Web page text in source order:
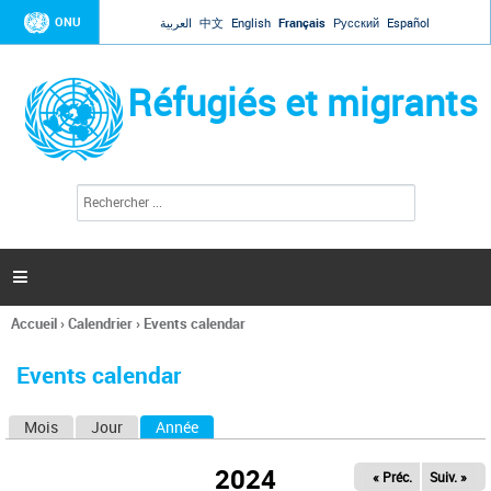
Jump to navigation
ONU العربية 中文 English Français Русский Español
Réfugiés et migrants
l
c
h
e

Vous
ici
Accueil›Calendrier› Events calendar
Events calendar
Mois Jour Année
2024 « Préc. Suiv. »